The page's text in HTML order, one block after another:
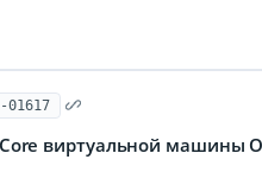
01617
виртуальной